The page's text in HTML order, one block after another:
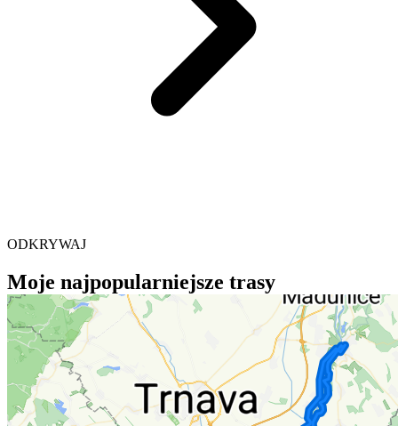
ODKRYWAJ
Moje najpopularniejsze trasy